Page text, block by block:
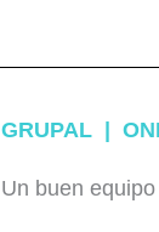
GRUPAL |
Un buen